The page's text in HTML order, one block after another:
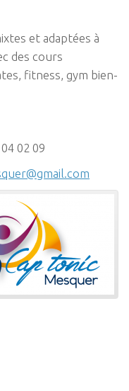
et adaptées à
des cours
fitness, gym bien-
02 09